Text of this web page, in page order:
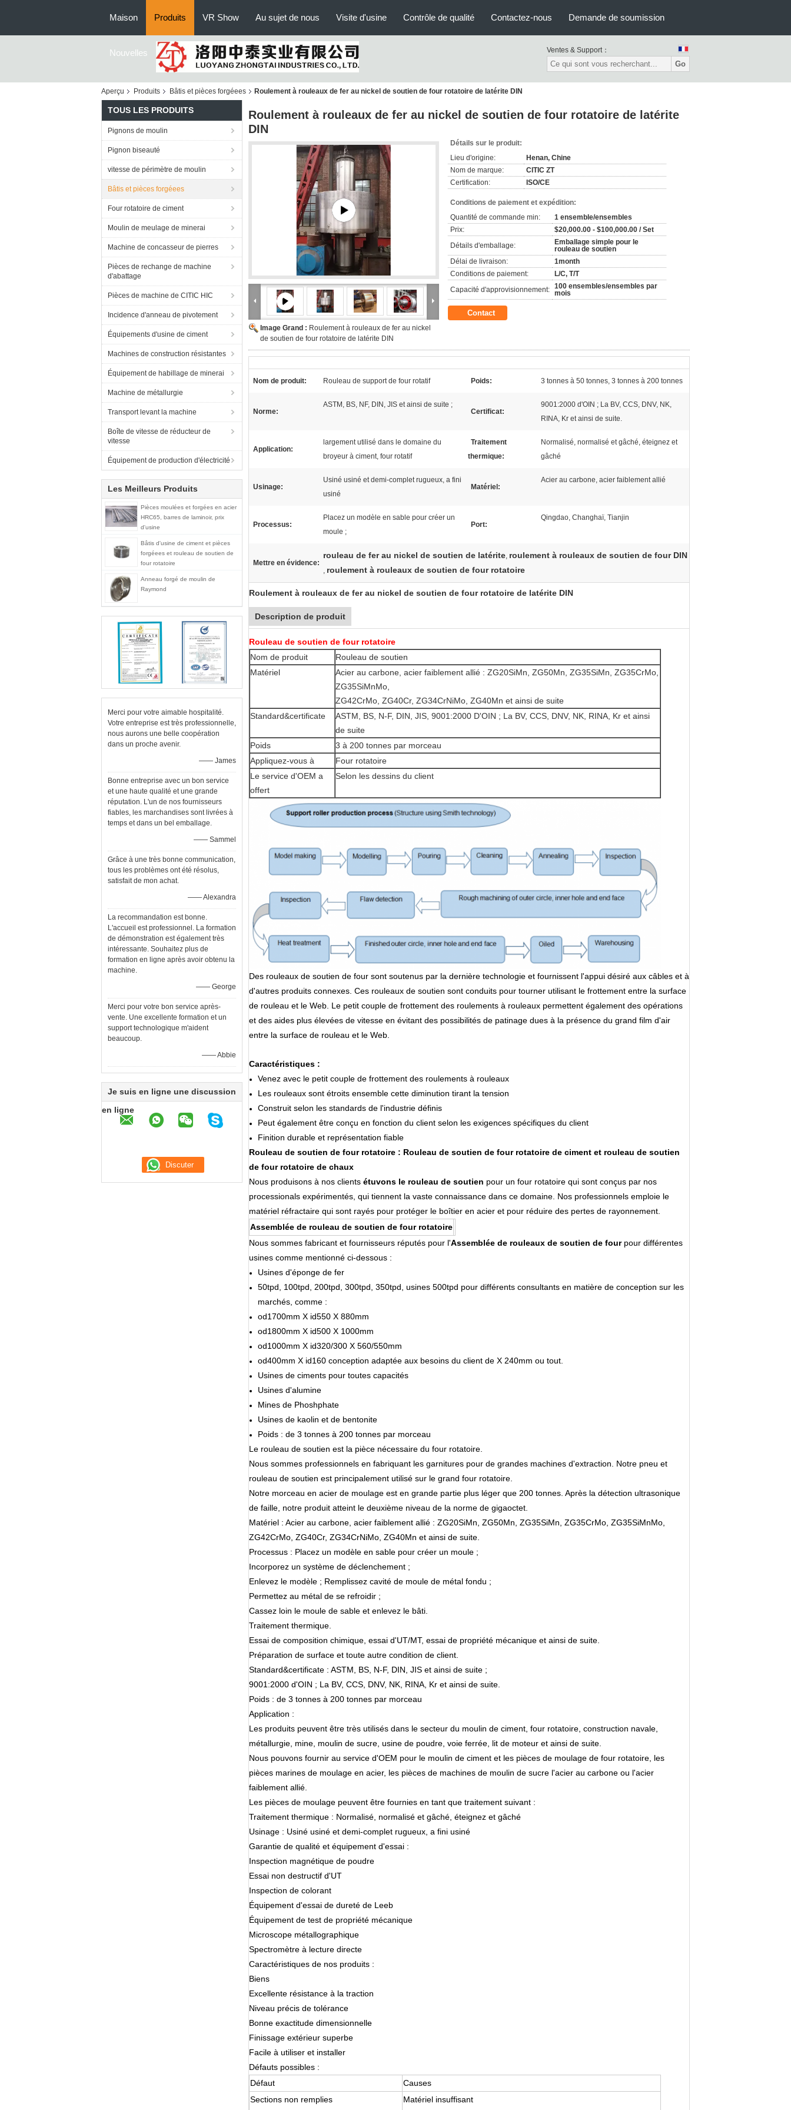
Maison Produits VR Show Au sujet de nous Visite d'usine Contrôle de qualité Contactez-nous Demande de soumission
Nouvelles Ventes & Support：
Go
Aperçu Produits Bâtis et pièces forgéees Roulement à rouleaux de fer au nickel de soutien de four rotatoire de latérite DIN
TOUS LES PRODUITS
Pignons de moulin
Pignon biseauté
vitesse de périmètre de moulin
Bâtis et pièces forgéees
Four rotatoire de ciment
Moulin de meulage de minerai
Machine de concasseur de pierres
Pièces de rechange de machine
d'abattage
Pièces de machine de CITIC HIC
Incidence d'anneau de pivotement
Équipements d'usine de ciment
Machines de construction résistantes
Équipement de habillage de minerai
Machine de métallurgie
Transport levant la machine
Boîte de vitesse de réducteur de
vitesse
Équipement de production d'électricité
Les Meilleurs Produits
Pièces moulées et forgées en acier
HRC65, barres de laminoir, prix
d'usine
Bâtis d'usine de ciment et pièces
forgéees et rouleau de soutien de
four rotatoire
Anneau forgé de moulin de
Raymond
Merci pour votre aimable hospitalité.
Votre entreprise est très professionnelle,
nous aurons une belle coopération
dans un proche avenir.
—— James
Bonne entreprise avec un bon service
et une haute qualité et une grande
réputation. L'un de nos fournisseurs
fiables, les marchandises sont livrées à
temps et dans un bel emballage.
—— Sammel
Grâce à une très bonne communication,
tous les problèmes ont été résolus,
satisfait de mon achat.
—— Alexandra
La recommandation est bonne.
L'accueil est professionnel. La formation
de démonstration est également très
intéressante. Souhaitez plus de
formation en ligne après avoir obtenu la
machine.
—— George
Merci pour votre bon service après-
vente. Une excellente formation et un
support technologique m'aident
beaucoup.
—— Abbie
Je suis en ligne une discussion
en ligne
Roulement à rouleaux de fer au nickel de soutien de four rotatoire de latérite
DIN
Image Grand : Roulement à rouleaux de fer au nickel
de soutien de four rotatoire de latérite DIN
Détails sur le produit:
Lieu d'origine:
Henan, Chine
Nom de marque:
CITIC ZT
Certification:
ISO/CE
Conditions de paiement et expédition:
Quantité de commande min:
1 ensemble/ensembles
Prix:
$20,000.00 - $100,000.00 / Set
Détails d'emballage:
Emballage simple pour le
rouleau de soutien
Délai de livraison:
1month
Conditions de paiement:
L/C, T/T
Capacité d'approvisionnement: 100 ensembles/ensembles par
mois
Contact
Nom de produit: Rouleau de support de four rotatif Poids: 3 tonnes à 50 tonnes, 3 tonnes à 200 tonnes
Norme:
ASTM, BS, NF, DIN, JIS et ainsi de suite ;
Certificat:
9001:2000 d'OIN ; La BV, CCS, DNV, NK,
RINA, Kr et ainsi de suite.
Application:
largement utilisé dans le domaine du
broyeur à ciment, four rotatif
Traitement
thermique:
Normalisé, normalisé et gâché, éteignez et
gâché
Usinage:
Usiné usiné et demi-complet rugueux, a fini
usiné
Matériel:
Acier au carbone, acier faiblement allié
Processus:
Placez un modèle en sable pour créer un
moule ;
Port:
Qingdao, Changhaï, Tianjin
Mettre en évidence:
rouleau de fer au nickel de soutien de latérite, roulement à rouleaux de soutien de four DIN
, roulement à rouleaux de soutien de four rotatoire
Roulement à rouleaux de fer au nickel de soutien de four rotatoire de latérite DIN
Description de produit
Rouleau de soutien de four rotatoire
Nom de produit
Rouleau de soutien
Matériel
Acier au carbone, acier faiblement allié : ZG20SiMn, ZG50Mn, ZG35SiMn, ZG35CrMo,
ZG35SiMnMo,
ZG42CrMo, ZG40Cr, ZG34CrNiMo, ZG40Mn et ainsi de suite
Standard&certificate
ASTM, BS, N-F, DIN, JIS, 9001:2000 D'OIN ; La BV, CCS, DNV, NK, RINA, Kr et ainsi
de suite
Poids
3 à 200 tonnes par morceau
Appliquez-vous à
Four rotatoire
Le service d'OEM a
offert
Selon les dessins du client
Des rouleaux de soutien de four sont soutenus par la dernière technologie et fournissent l'appui désiré aux câbles et à
d'autres produits connexes. Ces rouleaux de soutien sont conduits pour tourner utilisant le frottement entre la surface
de rouleau et le Web. Le petit couple de frottement des roulements à rouleaux permettent également des opérations
et des aides plus élevées de vitesse en évitant des possibilités de patinage dues à la présence du grand film d'air
entre la surface de rouleau et le Web.
Caractéristiques :
Venez avec le petit couple de frottement des roulements à rouleaux
Les rouleaux sont étroits ensemble cette diminution tirant la tension
Construit selon les standards de l'industrie définis
Peut également être conçu en fonction du client selon les exigences spécifiques du client
Finition durable et représentation fiable
Rouleau de soutien de four rotatoire : Rouleau de soutien de four rotatoire de ciment et rouleau de soutien
de four rotatoire de chaux
Nous produisons à nos clients étuvons le rouleau de soutien pour un four rotatoire qui sont conçus par nos
processionals expérimentés, qui tiennent la vaste connaissance dans ce domaine. Nos professionnels emploie le
matériel réfractaire qui sont rayés pour protéger le boîtier en acier et pour réduire des pertes de rayonnement.
Assemblée de rouleau de soutien de four rotatoire
Nous sommes fabricant et fournisseurs réputés pour l'Assemblée de rouleaux de soutien de four pour différentes
usines comme mentionné ci-dessous :
Usines d'éponge de fer
50tpd, 100tpd, 200tpd, 300tpd, 350tpd, usines 500tpd pour différents consultants en matière de conception sur les
marchés, comme :
od1700mm X id550 X 880mm
od1800mm X id500 X 1000mm
od1000mm X id320/300 X 560/550mm
od400mm X id160 conception adaptée aux besoins du client de X 240mm ou tout.
Usines de ciments pour toutes capacités
Usines d'alumine
Mines de Phoshphate
Usines de kaolin et de bentonite
Poids : de 3 tonnes à 200 tonnes par morceau
Le rouleau de soutien est la pièce nécessaire du four rotatoire.
Nous sommes professionnels en fabriquant les garnitures pour de grandes machines d'extraction. Notre pneu et
rouleau de soutien est principalement utilisé sur le grand four rotatoire.
Notre morceau en acier de moulage est en grande partie plus léger que 200 tonnes. Après la détection ultrasonique
de faille, notre produit atteint le deuxième niveau de la norme de gigaoctet.
Matériel : Acier au carbone, acier faiblement allié : ZG20SiMn, ZG50Mn, ZG35SiMn, ZG35CrMo, ZG35SiMnMo,
ZG42CrMo, ZG40Cr, ZG34CrNiMo, ZG40Mn et ainsi de suite.
Processus : Placez un modèle en sable pour créer un moule ;
Incorporez un système de déclenchement ;
Enlevez le modèle ; Remplissez cavité de moule de métal fondu ;
Permettez au métal de se refroidir ;
Cassez loin le moule de sable et enlevez le bâti.
Traitement thermique.
Essai de composition chimique, essai d'UT/MT, essai de propriété mécanique et ainsi de suite.
Préparation de surface et toute autre condition de client.
Standard&certificate : ASTM, BS, N-F, DIN, JIS et ainsi de suite ;
9001:2000 d'OIN ; La BV, CCS, DNV, NK, RINA, Kr et ainsi de suite.
Poids : de 3 tonnes à 200 tonnes par morceau
Application :
Les produits peuvent être très utilisés dans le secteur du moulin de ciment, four rotatoire, construction navale,
métallurgie, mine, moulin de sucre, usine de poudre, voie ferrée, lit de moteur et ainsi de suite.
Nous pouvons fournir au service d'OEM pour le moulin de ciment et les pièces de moulage de four rotatoire, les
pièces marines de moulage en acier, les pièces de machines de moulin de sucre l'acier au carbone ou l'acier
faiblement allié.
Les pièces de moulage peuvent être fournies en tant que traitement suivant :
Traitement thermique : Normalisé, normalisé et gâché, éteignez et gâché
Usinage : Usiné usiné et demi-complet rugueux, a fini usiné
Garantie de qualité et équipement d'essai :
Inspection magnétique de poudre
Essai non destructif d'UT
Inspection de colorant
Équipement d'essai de dureté de Leeb
Équipement de test de propriété mécanique
Microscope métallographique
Spectromètre à lecture directe
Caractéristiques de nos produits :
Biens
Excellente résistance à la traction
Niveau précis de tolérance
Bonne exactitude dimensionnelle
Finissage extérieur superbe
Facile à utiliser et installer
Défauts possibles :
Défaut
Causes
Sections non remplies
Matériel insuffisant